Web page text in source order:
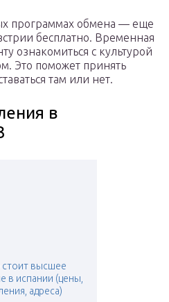
программах обмена — еще
бесплатно. Временная
ознакомиться с культурой
Это поможет принять
там или нет.
в
стоит высшее
в испании (цены,
адреса)